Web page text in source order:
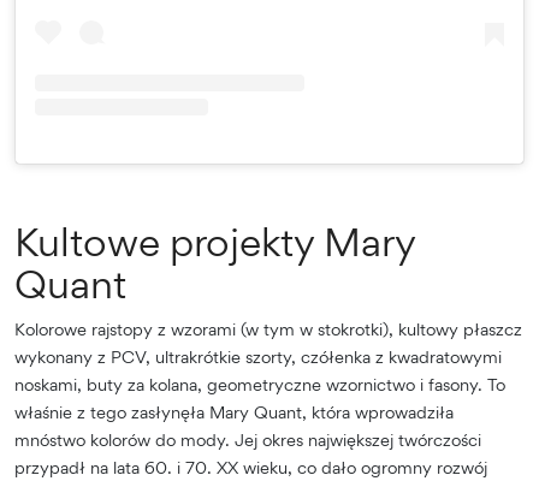
Kultowe projekty Mary
Quant
Kolorowe rajstopy z wzorami (w tym w stokrotki), kultowy płaszcz
wykonany z PCV, ultrakrótkie szorty, czółenka z kwadratowymi
noskami, buty za kolana, geometryczne wzornictwo i fasony. To
właśnie z tego zasłynęła Mary Quant, która wprowadziła
mnóstwo kolorów do mody. Jej okres największej twórczości
przypadł na lata 60. i 70. XX wieku, co dało ogromny rozwój